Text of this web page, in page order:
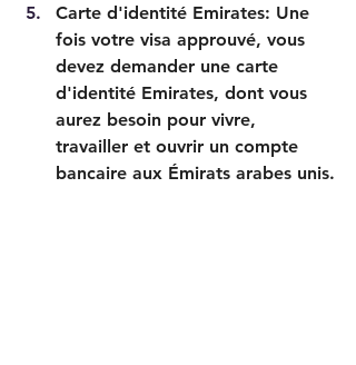
Carte d'identité Emirates: Une
fois votre visa approuvé, vous
devez demander une carte
d'identité Emirates, dont vous
aurez besoin pour vivre,
travailler et ouvrir un compte
bancaire aux Émirats arabes unis.